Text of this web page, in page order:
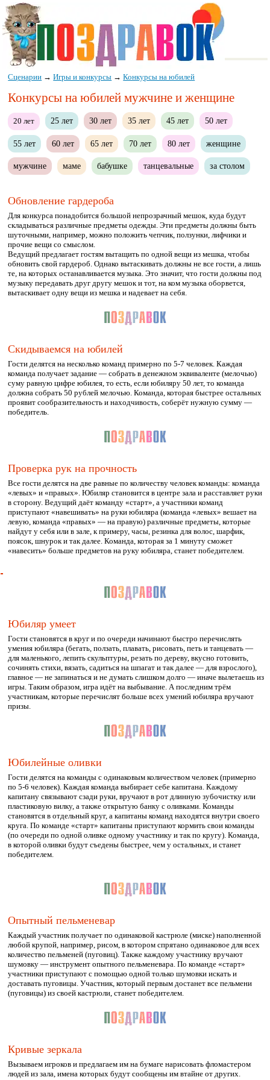
Сценарии →Игры и конкурсы →Конкурсы на юбилей
Конкурсы на юбилей мужчине и женщине
20 лет 25 лет 30 лет 35 лет 45 лет 50 лет
55 лет 60 лет 65 лет 70 лет 80 лет женщине
мужчине маме бабушке танцевальные за столом
Обновление гардероба
Для конкурса понадобится большой непрозрачный мешок, куда будут
складываться различные предметы одежды. Эти предметы должны быть
шуточными, например, можно положить чепчик, ползунки, лифчики и
прочие вещи со смыслом.
Ведущий предлагает гостям вытащить по одной вещи из мешка, чтобы
обновить свой гардероб. Однако вытаскивать должны не все гости, а лишь
те, на которых останавливается музыка. Это значит, что гости должны под
музыку передавать друг другу мешок и тот, на ком музыка оборвется,
вытаскивает одну вещи из мешка и надевает на себя.
Скидываемся на юбилей
Гости делятся на несколько команд примерно по 5-7 человек. Каждая
команда получает задание — собрать в денежном эквиваленте (мелочью)
суму равную цифре юбилея, то есть, если юбиляру 50 лет, то команда
должна собрать 50 рублей мелочью. Команда, которая быстрее остальных
проявит сообразительность и находчивость, соберёт нужную сумму —
победитель.
Проверка рук на прочность
Все гости делятся на две равные по количеству человек команды: команда
«левых» и «правых». Юбиляр становится в центре зала и расставляет руки
в сторону. Ведущий даёт команду «старт», а участники команд
приступают «навешивать» на руки юбиляра (команда «левых» вешает на
левую, команда «правых» — на правую) различные предметы, которые
найдут у себя или в зале, к примеру, часы, резинка для волос, шарфик,
поясок, шнурок и так далее. Команда, которая за 1 минуту сможет
«навесить» больше предметов на руку юбиляра, станет победителем.
Юбиляр умеет
Гости становятся в круг и по очереди начинают быстро перечислять
умения юбиляра (бегать, ползать, плавать, рисовать, петь и танцевать —
для маленького, лепить скульптуры, резать по дереву, вкусно готовить,
сочинять стихи, вязать, садиться на шпагат и так далее — для взрослого),
главное — не запинаться и не думать слишком долго — иначе вылетаешь из
игры. Таким образом, игра идёт на выбывание. А последним трём
участникам, которые перечислят больше всех умений юбиляра вручают
призы.
Юбилейные оливки
Гости делятся на команды с одинаковым количеством человек (примерно
по 5-6 человек). Каждая команда выбирает себе капитана. Каждому
капитану связывают сзади руки, вручают в рот длинную зубочистку или
пластиковую вилку, а также открытую банку с оливками. Команды
становятся в отдельный круг, а капитаны команд находятся внутри своего
круга. По команде «старт» капитаны приступают кормить свои команды
(по очереди по одной оливке одному участнику и так по кругу). Команда,
в которой оливки будут съедены быстрее, чем у остальных, и станет
победителем.
Опытный пельменевар
Каждый участник получает по одинаковой кастрюле (миске) наполненной
любой крупой, например, рисом, в котором спрятано одинаковое для всех
количество пельменей (пуговиц). Также каждому участнику вручают
шумовку — инструмент опытного пельменевара. По команде «старт»
участники приступают с помощью одной только шумовки искать и
доставать пуговицы. Участник, который первым достанет все пельмени
(пуговицы) из своей кастрюли, станет победителем.
Кривые зеркала
Вызываем игроков и предлагаем им на бумаге нарисовать фломастером
людей из зала, имена которых будут сообщены им втайне от других.